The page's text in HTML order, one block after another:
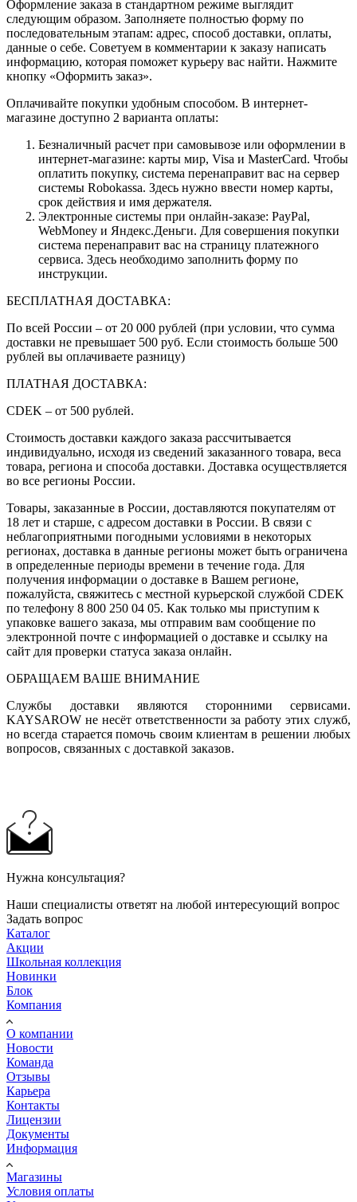
Оформление заказа в стандартном режиме выглядит
следующим образом. Заполняете полностью форму по
последовательным этапам: адрес, способ доставки, оплаты,
данные о себе. Советуем в комментарии к заказу написать
информацию, которая поможет курьеру вас найти. Нажмите
кнопку «Оформить заказ».
Оплачивайте покупки удобным способом. В интернет-
магазине доступно 2 варианта оплаты:
Безналичный расчет при самовывозе или оформлении в
интернет-магазине: карты мир, Visa и MasterCard. Чтобы
оплатить покупку, система перенаправит вас на сервер
системы Robokassa. Здесь нужно ввести номер карты,
срок действия и имя держателя.
Электронные системы при онлайн-заказе: PayPal,
WebMoney и Яндекс.Деньги. Для совершения покупки
система перенаправит вас на страницу платежного
сервиса. Здесь необходимо заполнить форму по
инструкции.
БЕСПЛАТНАЯ ДОСТАВКА:
По всей России – от 20 000 рублей (при условии, что сумма
доставки не превышает 500 руб. Если стоимость больше 500
рублей вы оплачиваете разницу)
ПЛАТНАЯ ДОСТАВКА:
CDEK – от 500 рублей.
Стоимость доставки каждого заказа рассчитывается
индивидуально, исходя из сведений заказанного товара, веса
товара, региона и способа доставки. Доставка осуществляется
во все регионы России.
Товары, заказанные в России, доставляются покупателям от
18 лет и старше, с адресом доставки в России. В связи с
неблагоприятными погодными условиями в некоторых
регионах, доставка в данные регионы может быть ограничена
в определенные периоды времени в течение года. Для
получения информации о доставке в Вашем регионе,
пожалуйста, свяжитесь с местной курьерской службой CDEK
по телефону 8 800 250 04 05. Как только мы приступим к
упаковке вашего заказа, мы отправим вам сообщение по
электронной почте с информацией о доставке и ссылку на
сайт для проверки статуса заказа онлайн.
ОБРАЩАЕМ ВАШЕ ВНИМАНИЕ
Службы доставки являются сторонними сервисами.
KAYSAROW не несёт ответственности за работу этих служб,
но всегда старается помочь своим клиентам в решении любых
вопросов, связанных с доставкой заказов.
Нужна консультация?
Наши специалисты ответят на любой интересующий вопрос
Задать вопрос
Каталог
Акции
Школьная коллекция
Новинки
Блок
Компания
О компании
Новости
Команда
Отзывы
Карьера
Контакты
Лицензии
Документы
Информация
Магазины
Условия оплаты